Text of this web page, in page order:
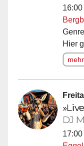
16:00
Hier
DJ
17:00